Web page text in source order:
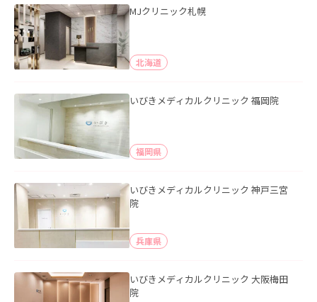
MJクリニック札幌
北海道
いびきメディカルクリニック 福岡院
福岡県
いびきメディカルクリニック 神戸三宮
院
兵庫県
いびきメディカルクリニック 大阪梅田
院